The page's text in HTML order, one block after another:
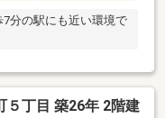
の駅にも近い環境で
５丁目 築26年 2階建